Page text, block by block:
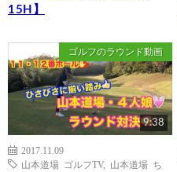
15H】
ゴルフのラウンド動画
9:38
2017.11.09
山本道場 ゴルフTV, 山本道場 ち